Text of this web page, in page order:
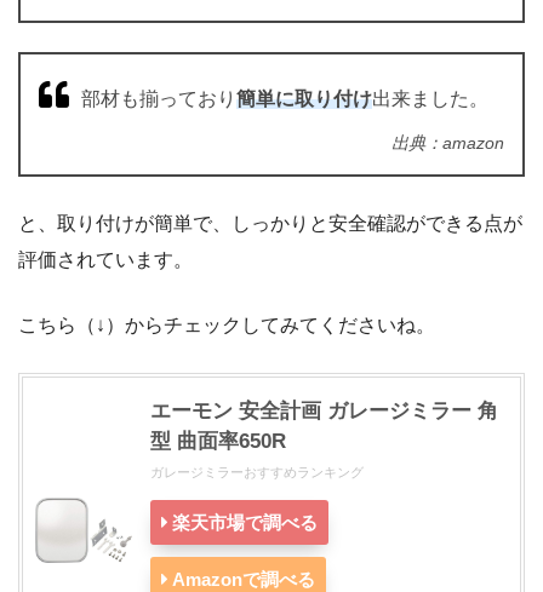
部材も揃っており 簡単に取り付け出来ました。
出典：amazon
と、取り付けが簡単で、しっかりと安全確認ができる点が
評価されています。
こちら（↓）からチェックしてみてくださいね。
エーモン 安全計画 ガレージミラー 角
型 曲面率650R
ガレージミラーおすすめランキング
楽天市場で調べる
Amazonで調べる